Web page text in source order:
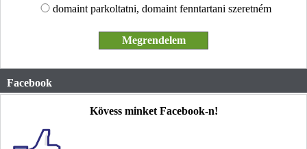
domaint parkoltatni, domaint fenntartani szeretném
Facebook
Kövess minket Facebook-n!